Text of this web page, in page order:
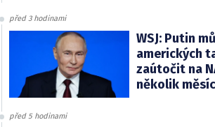
před 3 hodinami
WSJ: Putin
amerických
zaútočit na
několik
před 5 hodinami